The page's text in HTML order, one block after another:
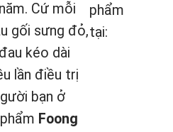
Cứ mỗi
gối sưng đỏ,
kéo dài
lần điều trị
bạn ở
Foong
phẩm
tại: